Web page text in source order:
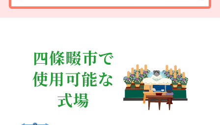
四條畷市で
使用可能な
式場